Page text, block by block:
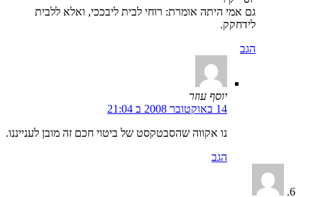
גם אמי היתה אומרת: רוחי לבית ליבככי, ואלא ללבית
לידחקק.
הגב
יוסף עוזר
14 באוקטובר 2008 ב 21:04
נו אקווה שהסבטקסט של ביטוי חכם זה מובן לענייננו.
הגב